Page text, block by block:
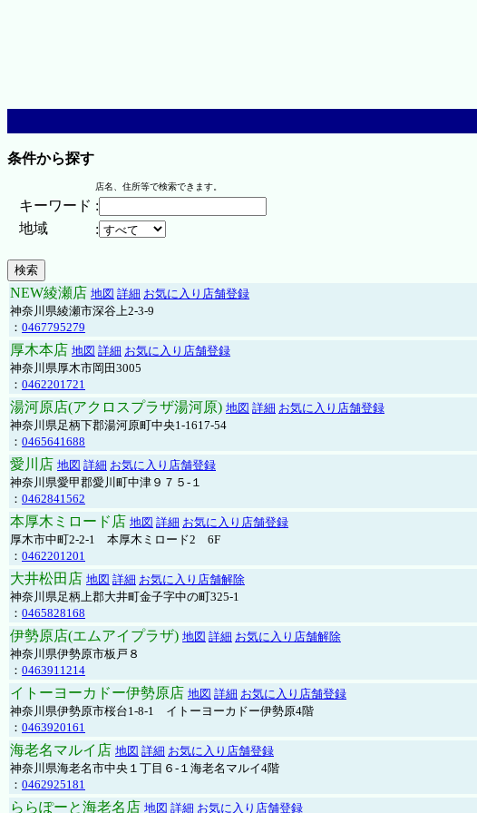
条件から探す
店名、住所等で検索できます。
キーワード :
地域
:
NEW綾瀬店 地図 詳細 お気に入り店舗登録
神奈川県綾瀬市深谷上2-3-9
： 0467795279
厚木本店 地図 詳細 お気に入り店舗登録
神奈川県厚木市岡田3005
： 0462201721
湯河原店(アクロスプラザ湯河原) 地図 詳細 お気に入り店舗登録
神奈川県足柄下郡湯河原町中央1-1617-54
： 0465641688
愛川店 地図 詳細 お気に入り店舗登録
神奈川県愛甲郡愛川町中津９７５-１
： 0462841562
本厚木ミロード店 地図 詳細 お気に入り店舗登録
厚木市中町2-2-1 本厚木ミロード2 6F
： 0462201201
大井松田店 地図 詳細 お気に入り店舗解除
神奈川県足柄上郡大井町金子字中の町325-1
： 0465828168
伊勢原店(エムアイプラザ) 地図 詳細 お気に入り店舗解除
神奈川県伊勢原市板戸８
： 0463911214
イトーヨーカドー伊勢原店 地図 詳細 お気に入り店舗登録
神奈川県伊勢原市桜台1-8-1 イトーヨーカドー伊勢原4階
： 0463920161
海老名マルイ店 地図 詳細 お気に入り店舗登録
神奈川県海老名市中央１丁目６-１海老名マルイ4階
： 0462925181
ららぽーと海老名店 地図 詳細 お気に入り店舗登録